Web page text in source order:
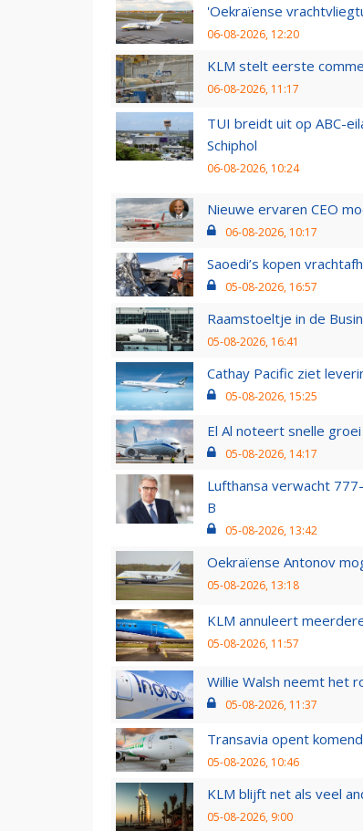
'Oekraïense
06-08-2026, 12:20
KLM stelt eerste
06-08-2026, 11:17
TUI breidt uit op ABC-
Schiphol
06-08-2026, 10:24
Nieuwe ervaren CEO
06-08-2026, 10:17
Saoedi’s kopen
05-08-2026, 16:57
Raamstoeltje in de
05-08-2026, 16:41
Cathay Pacific ziet
05-08-2026, 15:25
El Al noteert snelle
05-08-2026, 14:17
Lufthansa verwacht
B
05-08-2026, 13:42
Oekraïense Antonov
05-08-2026, 13:18
KLM annuleert
05-08-2026, 11:57
Willie Walsh neemt het
05-08-2026, 11:37
Transavia opent
05-08-2026, 10:46
KLM blijft net als veel
05-08-2026, 9:00